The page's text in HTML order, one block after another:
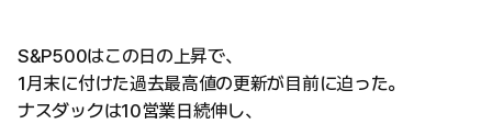
S&P500はこの日の上昇で、
1月末に付けた過去最高値の更新が目前に迫った。
ナスダックは10営業日続伸し、